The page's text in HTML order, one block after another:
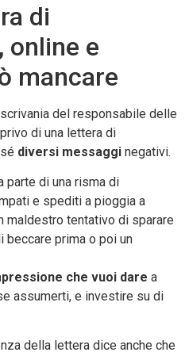
di
online e
mancare
del responsabile delle
di una lettera di
diversi messaggi negativi.
parte di una risma di
e spediti a pioggia a
maldestro tentativo di sparare
beccare prima o poi un
che vuoi dare a
assumerti, e investire su di
della lettera dice anche che